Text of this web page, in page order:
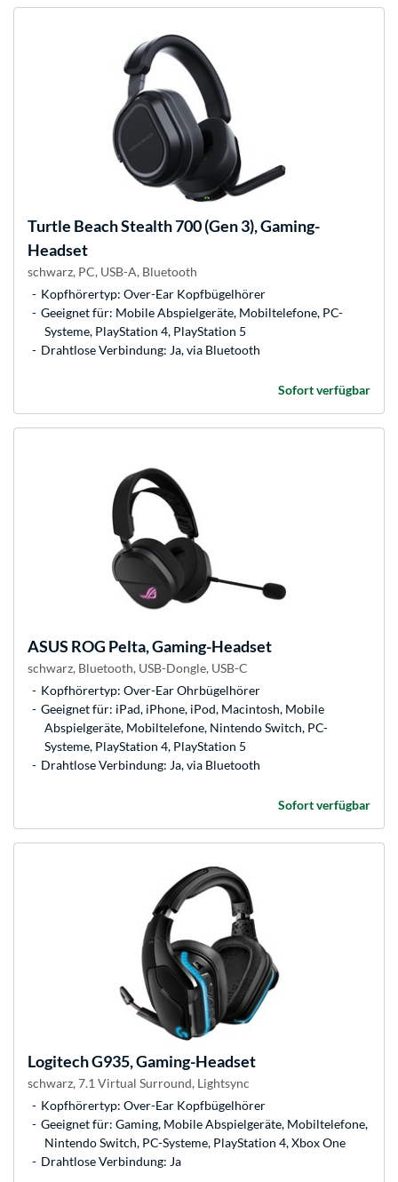
Turtle BeachStealth 700 (Gen 3), Gaming-
Headset
schwarz, PC, USB-A, Bluetooth
Kopfhörertyp: Over-Ear Kopfbügelhörer
Geeignet für: Mobile Abspielgeräte, Mobiltelefone, PC-
Systeme, PlayStation 4, PlayStation 5
Drahtlose Verbindung: Ja, via Bluetooth
Sofort verfügbar
ASUS ROG Pelta, Gaming-Headset
schwarz, Bluetooth, USB-Dongle, USB-C
Kopfhörertyp: Over-Ear Ohrbügelhörer
Geeignet für: iPad, iPhone, iPod, Macintosh, Mobile
Abspielgeräte, Mobiltelefone, Nintendo Switch, PC-
Systeme, PlayStation 4, PlayStation 5
Drahtlose Verbindung: Ja, via Bluetooth
Sofort verfügbar
LogitechG935, Gaming-Headset
schwarz, 7.1 Virtual Surround, Lightsync
Kopfhörertyp: Over-Ear Kopfbügelhörer
Geeignet für: Gaming, Mobile Abspielgeräte, Mobiltelefone,
Nintendo Switch, PC-Systeme, PlayStation 4, Xbox One
Drahtlose Verbindung: Ja